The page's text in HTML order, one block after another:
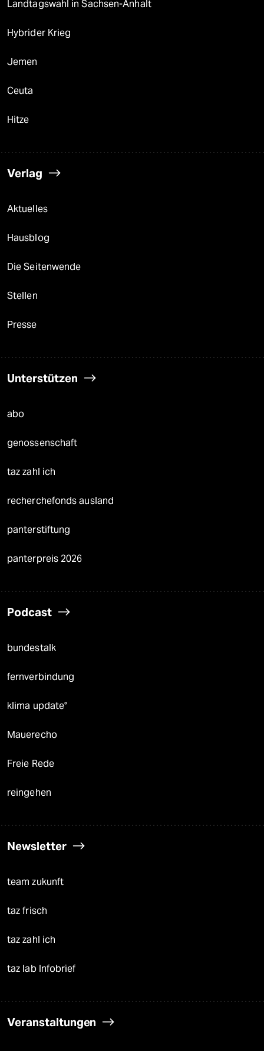
Landtagswahl in Sachsen-Anhalt
Hybrider Krieg
Jemen
Ceuta
Hitze
Verlag
Aktuelles
Hausblog
Die Seitenwende
Stellen
Presse
Unterstützen
abo
genossenschaft
taz zahl ich
recherchefonds ausland
panterstiftung
panterpreis 2026
Podcast
bundestalk
fernverbindung
klima update°
Mauerecho
Freie Rede
reingehen
Newsletter
team zukunft
taz frisch
taz zahl ich
taz lab Infobrief
Veranstaltungen